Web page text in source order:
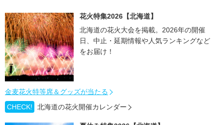
花火特集2026【北海道】
北海道の花火大会を掲載。2026年の開催
日、中止・延期情報や人気ランキングなど
をお届け！
金麦花火特等席＆グッズが当たる
CHECK!
北海道の花火開催カレンダー